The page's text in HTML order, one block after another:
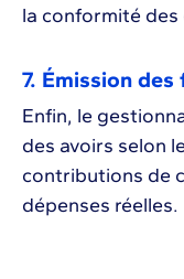
la conformité des
7. Émission
Enfin, le
des avoirs selon
contributions de
dépenses réelles.